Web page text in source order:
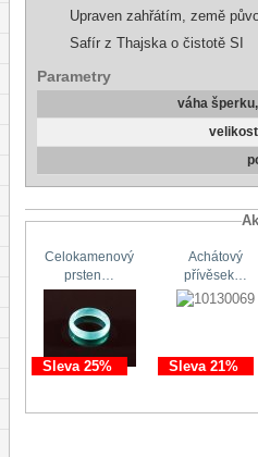
Upraven zahřátím, země
Safír z Thajska o čistotě SI
Parametry
váha
Celokamenový
prsten…
Sleva 25%
Achátový
přívěsek…
Sleva 21%